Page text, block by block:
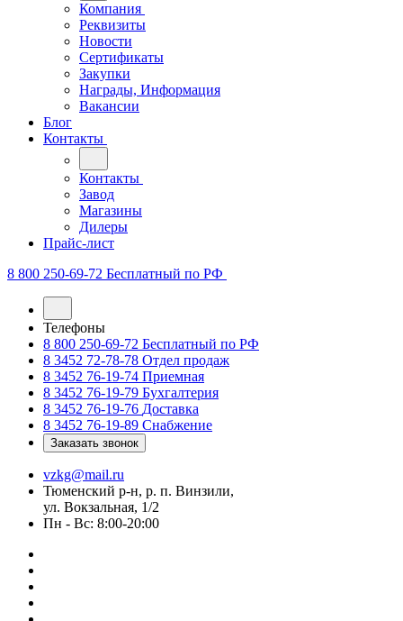
Компания
Реквизиты
Новости
Сертификаты
Закупки
Награды, Информация
Вакансии
Блог
Контакты
Контакты
Завод
Магазины
Дилеры
Прайс-лист
8 800 250-69-72 Бесплатный по РФ
Телефоны
8 800 250-69-72 Бесплатный по РФ
8 3452 72-78-78 Отдел продаж
8 3452 76-19-74 Приемная
8 3452 76-19-79 Бухгалтерия
8 3452 76-19-76 Доставка
8 3452 76-19-89 Снабжение
Заказать звонок
vzkg@mail.ru
Тюменский р-н, р. п. Винзили,
ул. Вокзальная, 1/2
Пн - Вс: 8:00-20:00